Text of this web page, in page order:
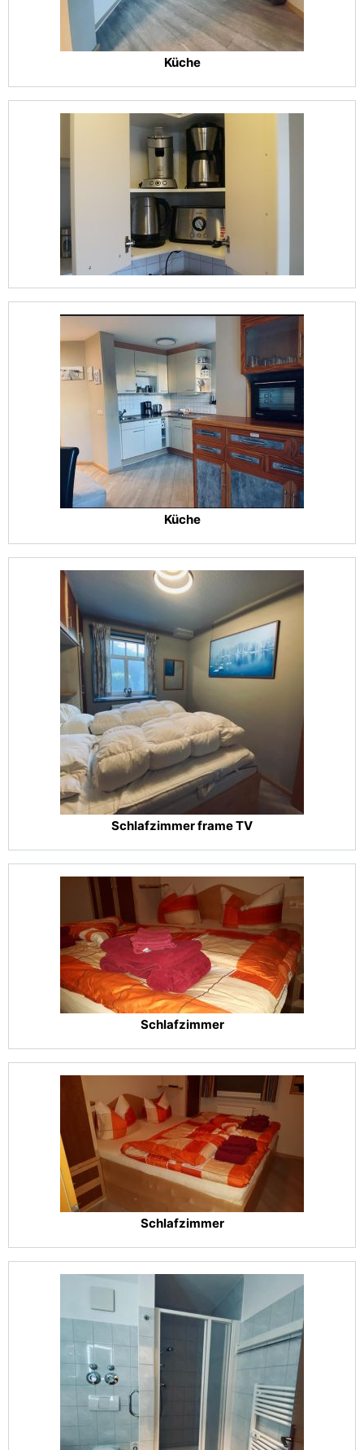
Küche
Küche
Schlafzimmer frame TV
Schlafzimmer
Schlafzimmer